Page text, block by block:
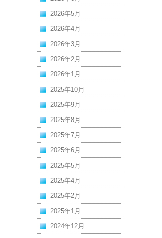
2026年5月
2026年4月
2026年3月
2026年2月
2026年1月
2025年10月
2025年9月
2025年8月
2025年7月
2025年6月
2025年5月
2025年4月
2025年2月
2025年1月
2024年12月